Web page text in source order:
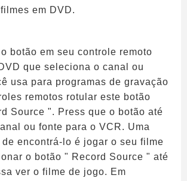
em DVD.
botão em seu controle remoto
que seleciona o canal ou
usa para programas de gravação
remotos rotular este botão
Source ". Press que o botão até
ou fonte para o VCR. Uma
encontrá-lo é jogar o seu filme
o botão " Record Source " até
ver o filme de jogo. Em